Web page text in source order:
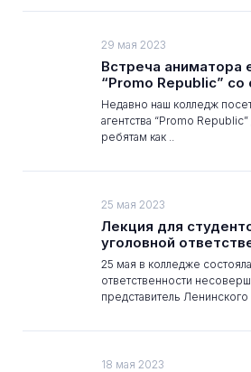
29 мая 2023
Встреча аниматора
“Promo Republic” со
Недавно наш колледж
агентства “Promo
ребятам как ..
25 мая 2023
Лекция для
уголовной
25 мая в колледже
ответственности
представитель Ленинского
18 мая 2023